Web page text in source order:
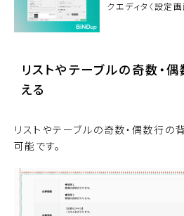
クエディタ〈設定画
リストやテーブルの奇数・
える
リストやテーブルの奇数・偶数行の
可能です。